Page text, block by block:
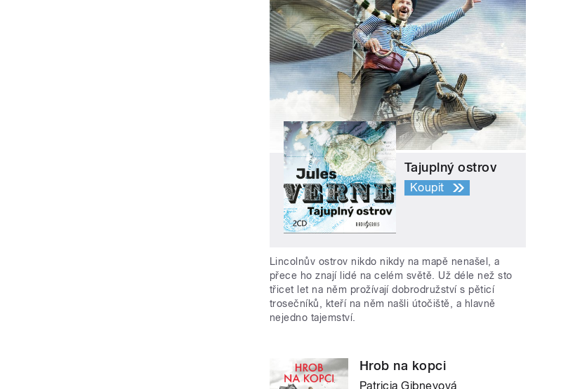
Tajuplný ostrov
Koupit
Lincolnův ostrov nikdo nikdy na mapě nenašel, a
přece ho znají lidé na celém světě. Už déle než sto
třicet let na něm prožívají dobrodružství s pěticí
trosečníků, kteří na něm našli útočiště, a hlavně
nejedno tajemství.
Hrob na kopci
Patricia Gibneyová